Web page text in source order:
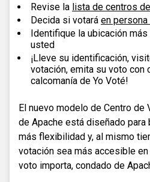
Revise la lista de centros
Decida si votará en
Identifique la ubicación
usted
¡Lleve su identificación,
votación, emita su voto con
calcomanía de Yo Voté!
El nuevo modelo de Centro de
de Apache está diseñado para
más flexibilidad y, al mismo
votación sea más accesible
voto importa, condado de